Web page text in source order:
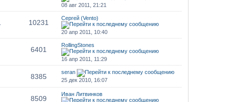
08 авг 2011, 21:21
10231
Сергей (Vento)
20 апр 2011, 10:40
6401
RollingStones
16 апр 2011, 11:29
8385
seran
25 дек 2010, 16:07
8509
Иван Литвинков